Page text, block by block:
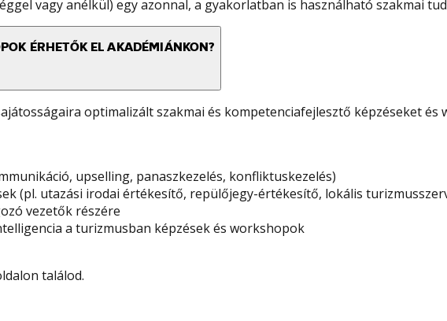
vagy anélkül) egy azonnal, a gyakorlatban is használható szakmai
ÉRHETŐK EL AKADÉMIÁNKON?
optimalizált szakmai és kompetenciafejlesztő képzéseket
upselling, panaszkezelés, konfliktuskezelés)
(pl. utazási irodai értékesítő, repülőjegy-értékesítő, lokális
vezetők részére
a turizmusban képzések és workshopok
találod.